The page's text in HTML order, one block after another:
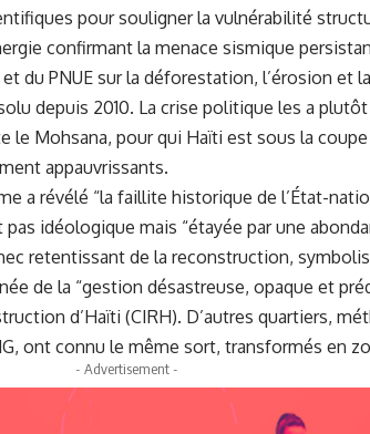
pour souligner la vulnérabilité
confirmant la menace sismique
du PNUE sur la déforestation, l’érosion et
depuis 2010. La crise politique les a
le Mohsana, pour qui Haïti est sous la
appauvrissants.
a révélé “la faillite historique de l’État-
idéologique mais “étayée par une
retentissant de la reconstruction,
de la “gestion désastreuse, opaque et
d’Haïti (CIRH). D’autres quartiers,
ont connu le même sort, transformés en
- Advertisement -